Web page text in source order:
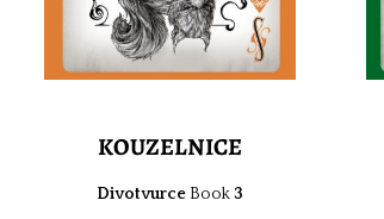
KOUZELNICE
DivotvurceBook3